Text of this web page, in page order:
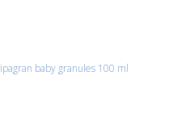
baby granules 100 ml